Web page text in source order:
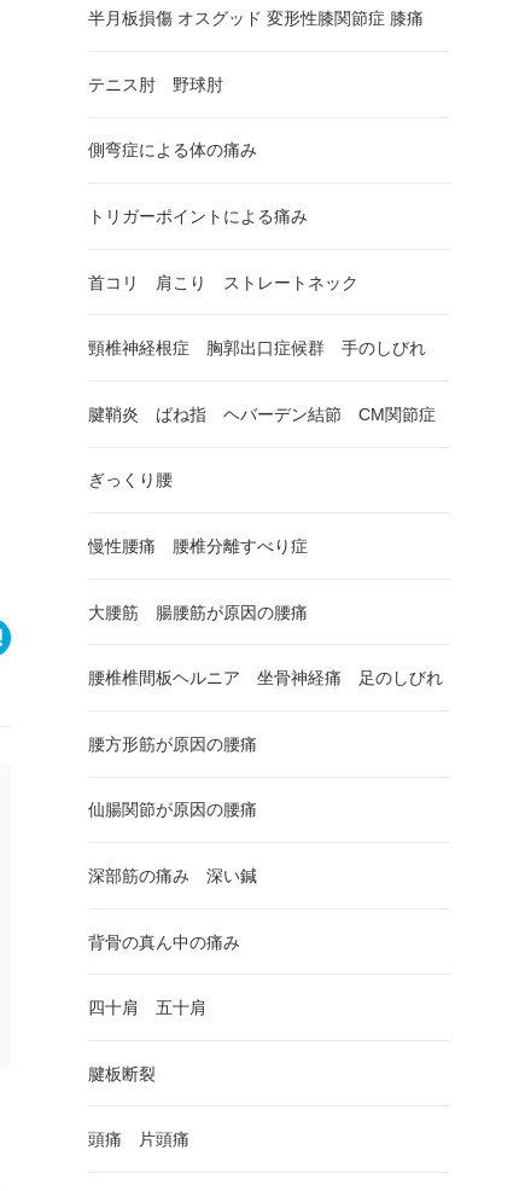
半月板損傷 オスグッド 変形性膝関節症 膝痛
テニス肘 野球肘
側弯症による体の痛み
トリガーポイントによる痛み
首コリ 肩こり ストレートネック
頸椎神経根症 胸郭出口症候群 手のしびれ
腱鞘炎 ばね指 ヘバーデン結節 CM関節症
ぎっくり腰
慢性腰痛 腰椎分離すべり症
大腰筋 腸腰筋が原因の腰痛
腰椎椎間板ヘルニア 坐骨神経痛 足のしびれ
腰方形筋が原因の腰痛
仙腸関節が原因の腰痛
深部筋の痛み 深い鍼
背骨の真ん中の痛み
四十肩 五十肩
腱板断裂
頭痛 片頭痛